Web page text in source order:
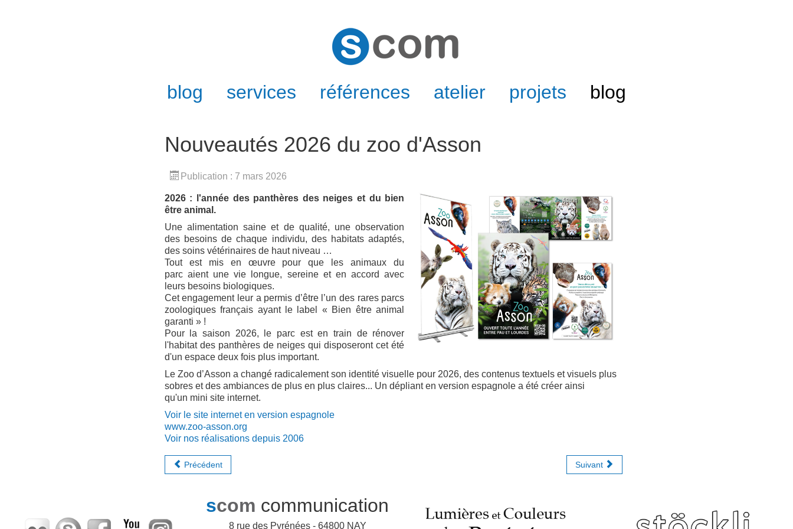
blog services références atelier projets blog
Nouveautés 2026 du zoo d'Asson
Publication : 7 mars 2026
2026 : l'année des panthères des neiges et du bien
être animal.
Une alimentation saine et de qualité, une observation
des besoins de chaque individu, des habitats adaptés,
des soins vétérinaires de haut niveau …
Tout est mis en œuvre pour que les animaux du
parc aient une vie longue, sereine et en accord avec
leurs besoins biologiques.
Cet engagement leur a permis d’être l’un des rares parcs
zoologiques français ayant le label « Bien être animal
garanti » !
Pour la saison 2026, le parc est en train de rénover
l'habitat des panthères de neiges qui disposeront cet été
d'un espace deux fois plus important.
Le Zoo d’Asson a changé radicalement son identité visuelle pour 2026, des contenus textuels et visuels plus
sobres et des ambiances de plus en plus claires... Un dépliant en version espagnole a été créer ainsi
qu'un mini site internet.
Voir le site internet en version espagnole
www.zoo-asson.org
Voir nos réalisations depuis 2006
Précédent Suivant
scom communication
8 rue des Pyrénées - 64800 NAY